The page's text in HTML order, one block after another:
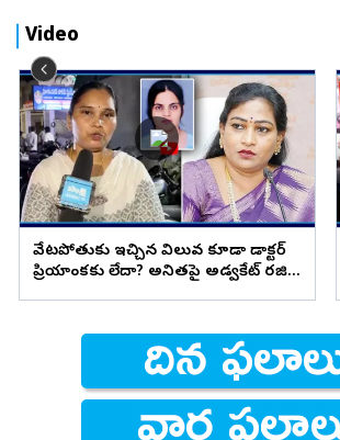
Video
వేటపోతుకు ఇచ్చిన విలువ కూడా డాక్టర్
ప్రియాంకకు లేదా? అనితపై అడ్వకేట్ రజిని